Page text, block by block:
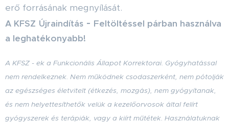
erő forrásának megnyílását.
A KFSZ Újraindítás - Feltöltéssel párban használva
a leghatékonyabb!
A KFSZ - ek a Funkcionális Állapot Korrektorai. Gyógyhatással
nem rendelkeznek. Nem működnek csodaszerként, nem pótolják
az egészséges életvitelt (étkezés, mozgás), nem gyógyítanak,
és nem helyettesíthetők velük a kezelőorvosok által felírt
gyógyszerek és terápiák, vagy a kiírt műtétek. Használatuknak